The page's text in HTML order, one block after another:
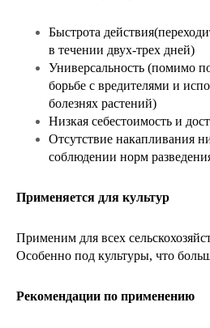
Быстрота
в течении двух-трех дней)
Универсальность (помимо
борьбе с вредителями и
болезнях растений)
Низкая себестоимость и
Отсутствие накапливания
соблюдении норм
Применяется для культур
Применим для всех
Особенно под культуры, что
Рекомендации по применению